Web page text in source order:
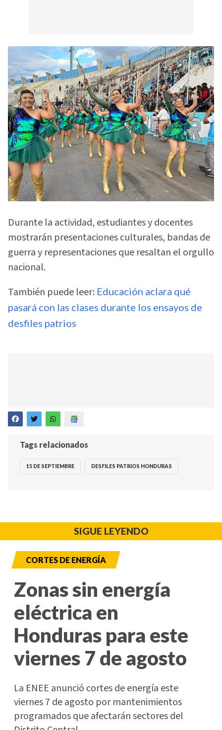
Durante la actividad, estudiantes y docentes
mostrarán presentaciones culturales, bandas de
guerra y representaciones que resaltan el orgullo
nacional.
También puede leer: Educación aclara qué
pasará con las clases durante los ensayos de
desfiles patrios
Tags relacionados
15 DE SEPTIEMBRE DESFILES PATRIOS HONDURAS
SIGUE LEYENDO
CORTES DE ENERGÍA
Zonas sin energía
eléctrica en
Honduras para este
viernes 7 de agosto
La ENEE anunció cortes de energía este
viernes 7 de agosto por mantenimientos
programados que afectarán sectores del